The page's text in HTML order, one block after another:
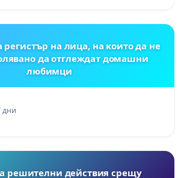
регистър на лица, на които да не
да отглеждат домашни
любимци
дни
решителни действия срещу